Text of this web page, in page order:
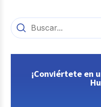
¡Conviértete en